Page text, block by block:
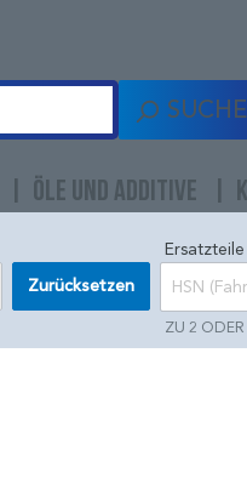
ÖLE UND ADDITIVE
Zurücksetzen
ZU 2 ODER